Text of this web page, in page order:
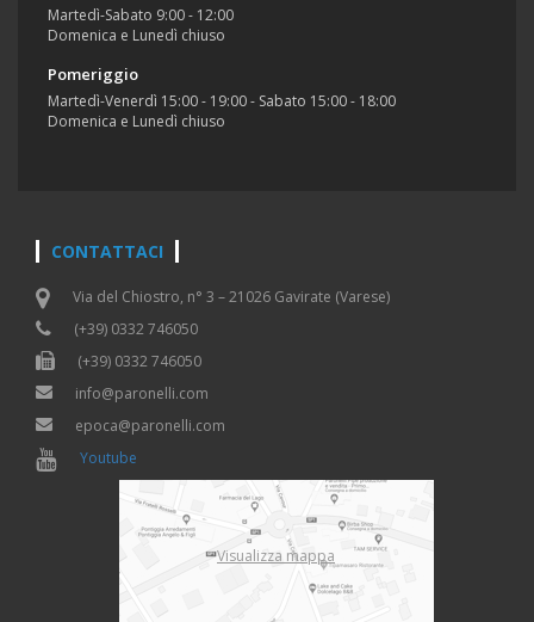
Martedì-Sabato 9:00 - 12:00
Domenica e Lunedì chiuso
Pomeriggio
Martedì-Venerdì 15:00 - 19:00 - Sabato 15:00 - 18:00
Domenica e Lunedì chiuso
CONTATTACI
Via del Chiostro, n° 3 – 21026 Gavirate (Varese)
(+39) 0332 746050
(+39) 0332 746050
info@paronelli.com
epoca@paronelli.com
Youtube
Visualizza mappa